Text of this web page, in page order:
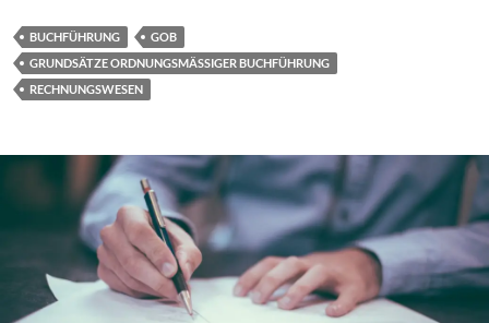
BUCHFÜHRUNG
GOB
GRUNDSÄTZE ORDNUNGSMÄSSIGER BUCHFÜHRUNG
RECHNUNGSWESEN